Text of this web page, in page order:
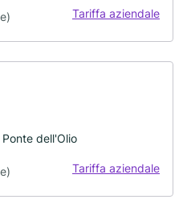
Tariffa aziendale
dell'Olio
Tariffa aziendale